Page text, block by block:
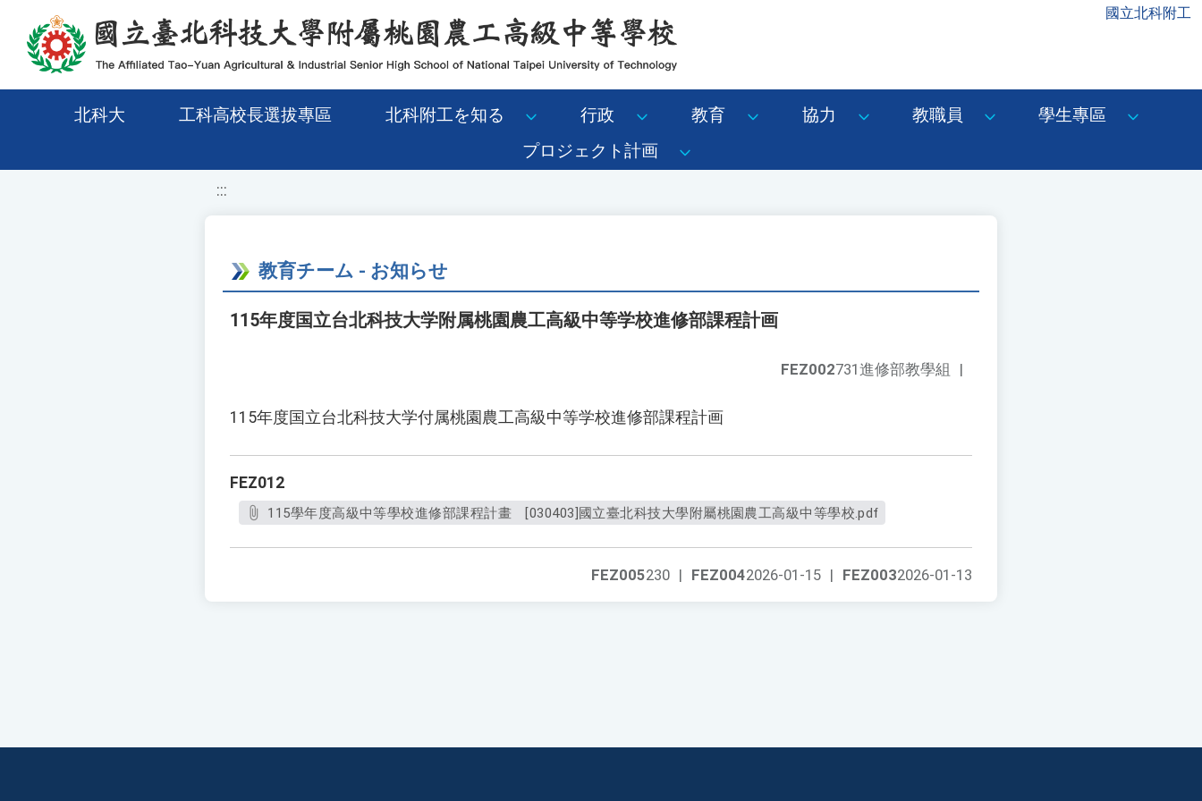
移至網頁之主要內容區位置 國立北科附工
北科大 工科高校長選拔專區 北科附工を知る 行政 教育 協力 教職員
學生專區
プロジェクト計画
:::
教育チーム - お知らせ
115年度国立台北科技大学附属桃園農工高級中等学校進修部課程計画
FEZ002731進修部教學組 |
115年度国立台北科技大学付属桃園農工高級中等学校進修部課程計画
FEZ012
115學年度高級中等學校進修部課程計畫 [030403]國立臺北科技大學附屬桃園農工高級中等學校.pdf
FEZ0032026-01-13
FEZ0042026-01-15 |
FEZ005230 |